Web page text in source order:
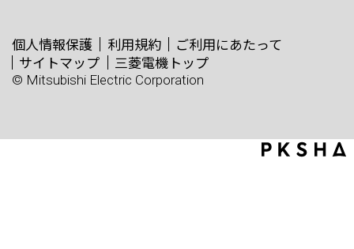
個人情報保護 利用規約
ご利用にあたって
サイトマップ
三菱電機トップ
© Mitsubishi Electric Corporation